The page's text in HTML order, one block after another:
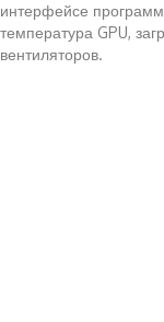
интерфейсе
температура GPU,
вентиляторов.